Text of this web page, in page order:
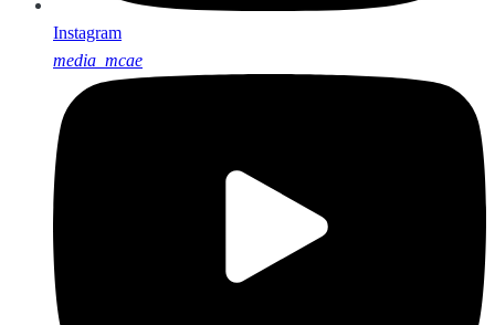
Instagram
media_mcae